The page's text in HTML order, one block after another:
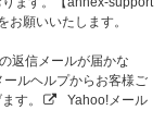
願いいたします。
返信メールが届かな
ルヘルプからお客様ご
す。
Yahoo!メール